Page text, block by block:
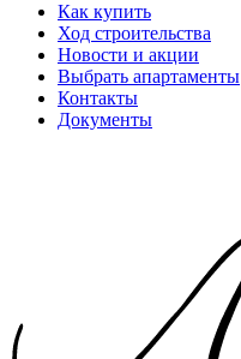
Как купить
Ход строительства
Новости и акции
Выбрать апартаменты
Контакты
Документы